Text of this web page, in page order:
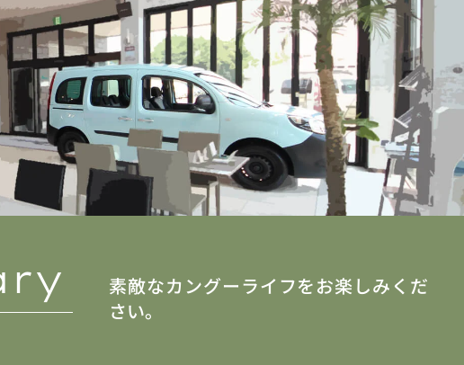
素敵なカングーライフをお楽しみくだ
さい。